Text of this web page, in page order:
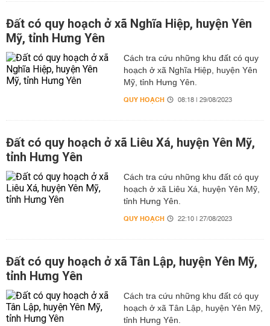
Đất có quy hoạch ở xã Nghĩa Hiệp, huyện Yên
Mỹ, tỉnh Hưng Yên
Cách tra cứu những khu đất có quy
hoạch ở xã Nghĩa Hiệp, huyện Yên
Mỹ, tỉnh Hưng Yên.
QUY HOẠCH 08:18 | 29/08/2023
Đất có quy hoạch ở xã Liêu Xá, huyện Yên Mỹ,
tỉnh Hưng Yên
Cách tra cứu những khu đất có quy
hoạch ở xã Liêu Xá, huyện Yên Mỹ,
tỉnh Hưng Yên.
QUY HOẠCH 22:10 | 27/08/2023
Đất có quy hoạch ở xã Tân Lập, huyện Yên Mỹ,
tỉnh Hưng Yên
Cách tra cứu những khu đất có quy
hoạch ở xã Tân Lập, huyện Yên Mỹ,
tỉnh Hưng Yên.